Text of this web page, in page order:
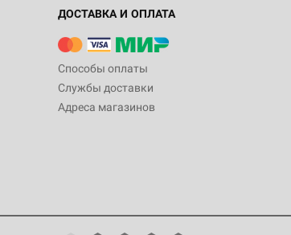
ДОСТАВКА И ОПЛАТА
Способы оплаты
Службы доставки
Адреса магазинов